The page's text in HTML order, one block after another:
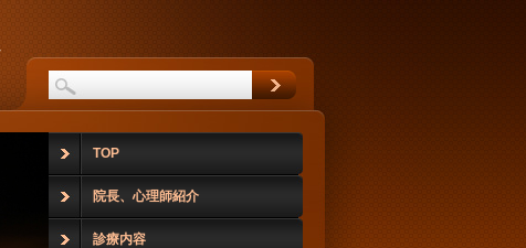
TOP
院長、心理師紹介
診療内容